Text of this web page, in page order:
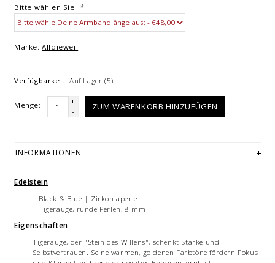
Bitte wählen Sie: *
Marke: Alldieweil
Verfügbarkeit: Auf Lager(5)
Menge:
+
-
ZUM WARENKORB HINZUFÜGEN
INFORMATIONEN
Edelstein
Black & Blue | Zirkoniaperle
Tigerauge, runde Perlen, 8 mm
Eigenschaften
Tigerauge, der "Stein des Willens", schenkt Stärke und
Selbstvertrauen. Seine warmen, goldenen Farbtöne fördern Fokus